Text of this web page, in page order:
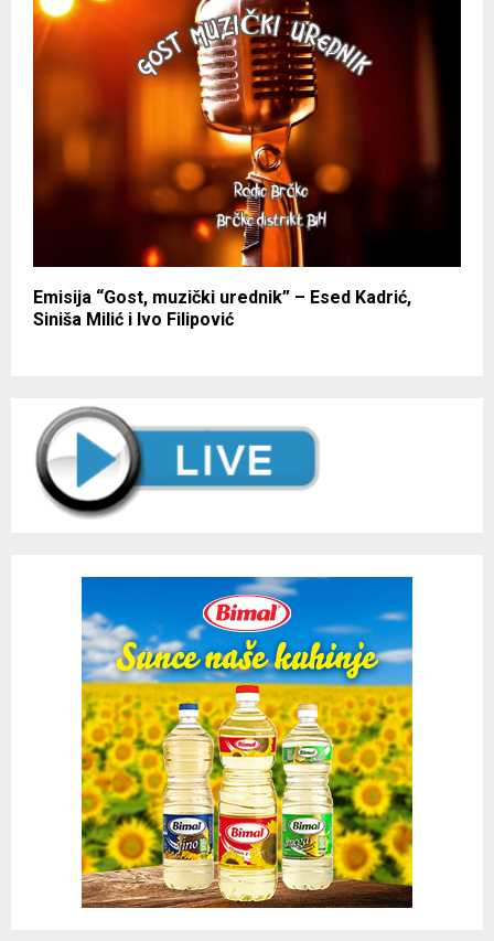
Emisija “Gost, muzički urednik” – Esed Kadrić,
Siniša Milić i Ivo Filipović